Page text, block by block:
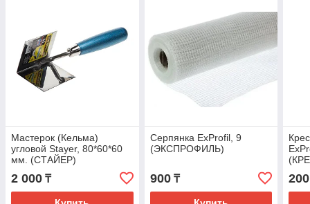
Мастерок (Кельма)
угловой Stayer, 80*60*60
мм. (СТАЙЕР)
2 000 ₸
Серпянка ExProfil, 9
(ЭКСПРОФИЛЬ)
900₸ 200